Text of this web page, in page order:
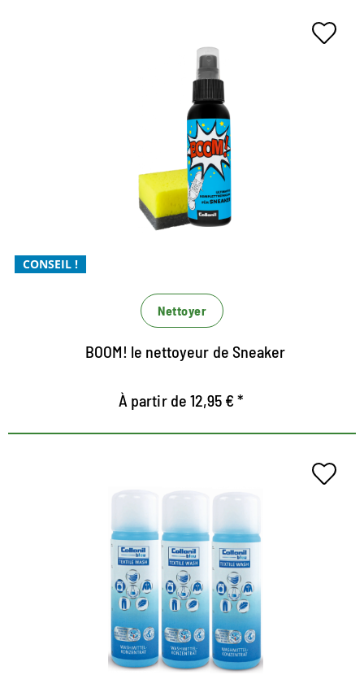
CONSEIL !
Le nettoyage complet pour
chaque basket
Facile à appliquer
Le nettoyant allround le plus cool pour les baskets
avec une formule magique 4
Nettoyer
BOOM! le nettoyeur de Sneaker
À partir de 12,95 € *